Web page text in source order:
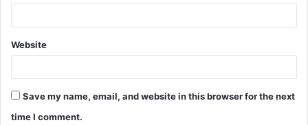
Website
Save my name, email, and website in this browser for the next
time I comment.